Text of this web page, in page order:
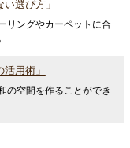
選び方」
リングやカーペットに合
用術」
の空間を作ることができ